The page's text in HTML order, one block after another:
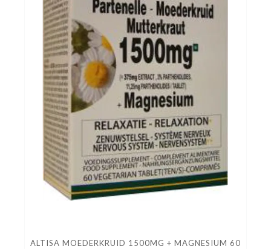
ALTISA MOEDERKRUID 1500MG + MAGNESIUM 60